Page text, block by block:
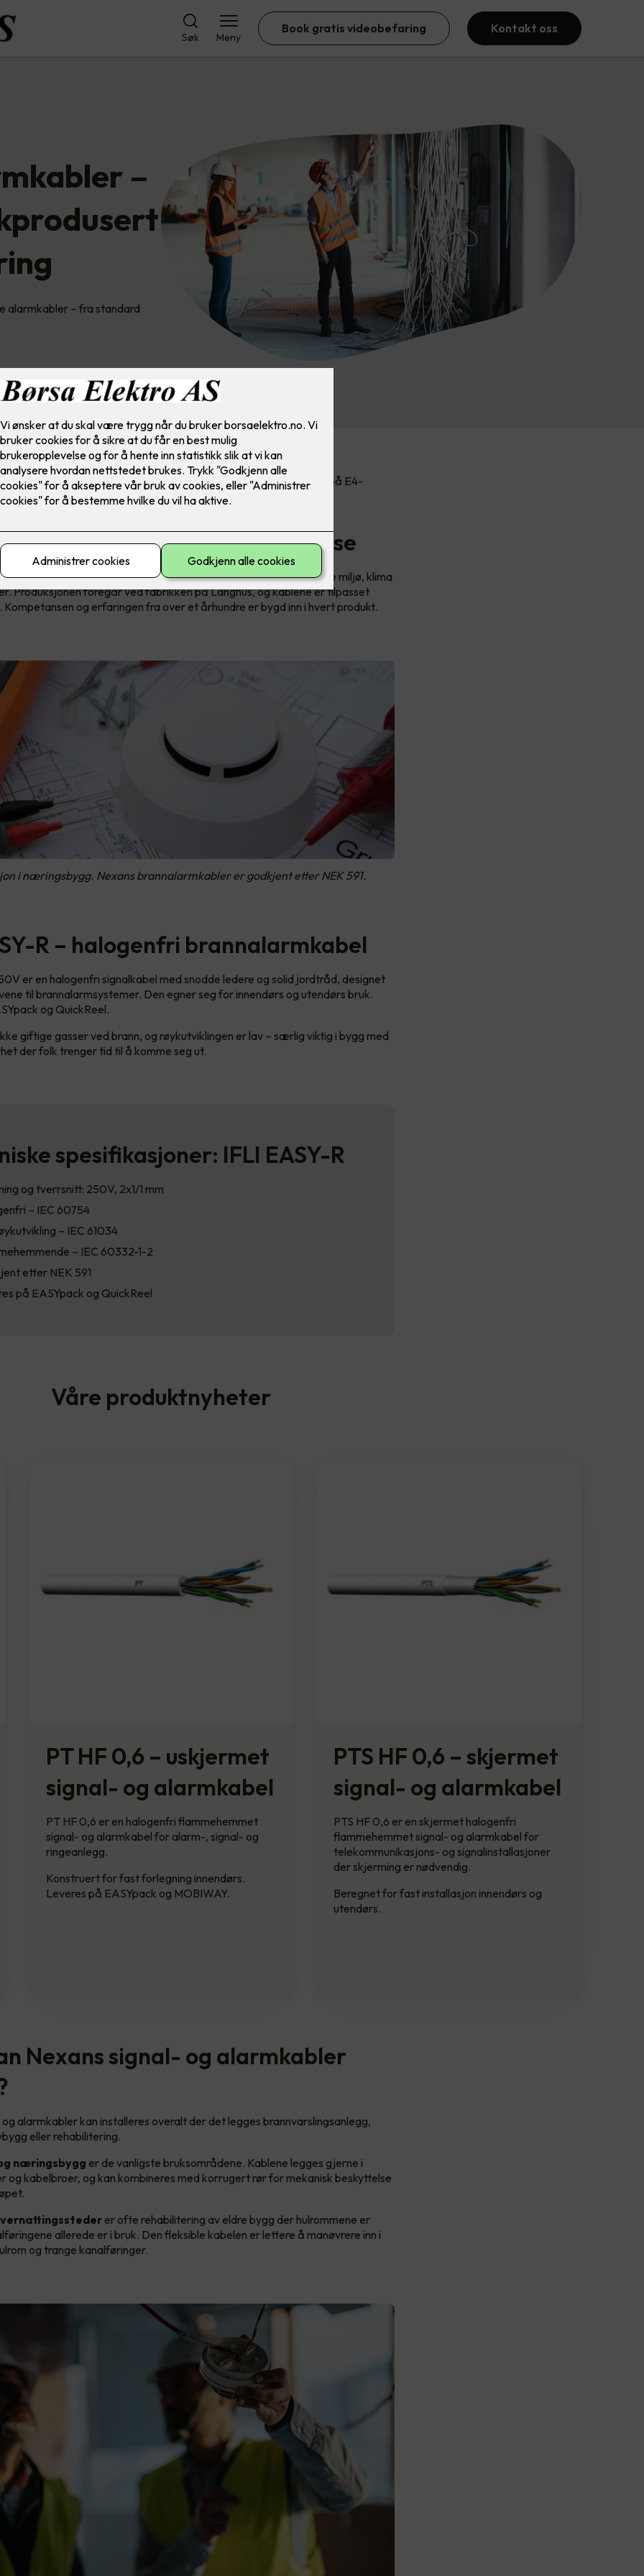
Søk Meny
Book gratis videobefaring Kontakt oss
–
alarmkabler – fra standard
er tilgjengelig i Nexans’ nye serviceforpakning EASYpack og på E4-
til MOBIWAY MOB trommelstativ.
år med norsk kabelkompetanse
forsket på, utviklet og produsert kabler i mer enn 100 år for ulike miljø, klima
Produksjonen foregår ved fabrikken på Langhus, og kablene er tilpasset
og erfaringen fra over et århundre er bygd inn i hvert produkt.
i næringsbygg. Nexans brannalarmkabler er godkjent etter NEK 591.
R – halogenfri brannalarmkabel
er en halogenfri signalkabel med snodde ledere og solid jordtråd, designet
til brannalarmsystemer. Den egner seg for innendørs og utendørs bruk.
og QuickReel.
giftige gasser ved brann, og røykutviklingen er lav – særlig viktig i bygg med
der folk trenger tid til å komme seg ut.
spesifikasjoner: IFLI EASY-R
og tverrsnitt: 250V, 2x1/1 mm
– IEC 60754
– IEC 61034
– IEC 60332-1-2
etter NEK 591
på EASYpack og QuickReel
Våre produktnyheter
PT HF 0,6 – uskjermet
signal- og alarmkabel
PT HF 0,6 er en halogenfri flammehemmet
signal- og alarmkabel for alarm-, signal- og
ringeanlegg.
Konstruert for fast forlegning innendørs.
Leveres på EASYpack og MOBIWAY.
PTS HF 0,6 – skjermet
signal- og alarmkabel
PTS HF 0,6 er en skjermet halogenfri
flammehemmet signal- og alarmkabel for
telekommunikasjons- og signalinstallasjoner
der skjerming er nødvendig.
Beregnet for fast installasjon innendørs og
utendørs.
Nexans signal- og alarmkabler
alarmkabler kan installeres overalt der det legges brannvarslingsanlegg,
eller rehabilitering.
næringsbygg er de vanligste bruksområdene. Kablene legges gjerne i
og kabelbroer, og kan kombineres med korrugert rør for mekanisk beskyttelse
er ofte rehabilitering av eldre bygg der hulrommene er
allerede er i bruk. Den fleksible kabelen er lettere å manøvrere inn i
og trange kanalføringer.